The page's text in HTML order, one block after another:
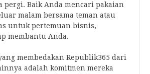
pergi. Baik Anda mencari pakaian
malam bersama teman atau
untuk pertemuan bisnis,
membantu Anda.
membedakan Republik365 dari
adalah komitmen mereka